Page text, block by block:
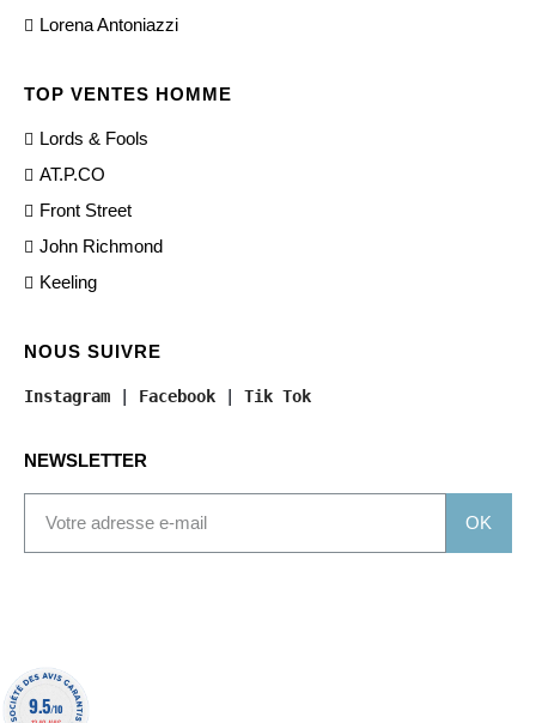
Lorena Antoniazzi
TOP VENTES HOMME
Lords & Fools
AT.P.CO
Front Street
John Richmond
Keeling
NOUS SUIVRE
Instagram Facebook Tik Tok
NEWSLETTER
OK
9.5/10